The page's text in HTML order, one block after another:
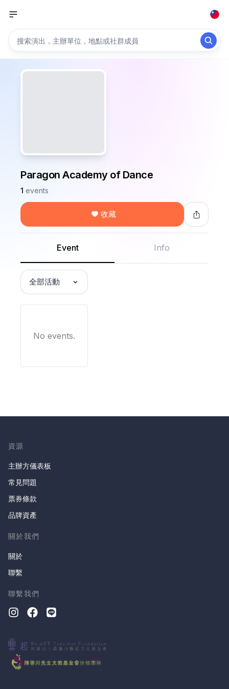
Paragon Academy of Dance
1 events
收藏
Event Info
全部活動
No events.
資源
主辦方儀表板
常見問題
票券條款
品牌資產
關於我們
關於
聯繫
聯繫我們